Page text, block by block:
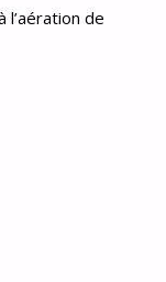
l’aération de